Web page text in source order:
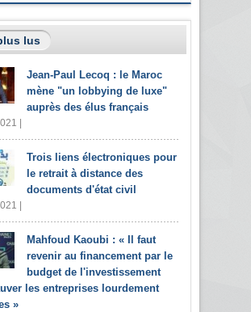
lus
Jean-Paul Lecoq : le Maroc
mène "un lobbying de luxe"
auprès des élus français
|
Trois liens électroniques pour
le retrait à distance des
documents d'état civil
|
Mahfoud Kaoubi : « Il faut
revenir au financement par le
budget de l'investissement
les entreprises lourdement
»